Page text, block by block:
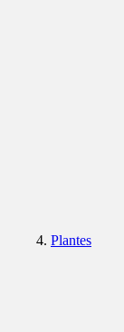
Plantes